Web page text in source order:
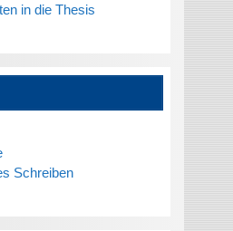
in die Thesis
Schreiben